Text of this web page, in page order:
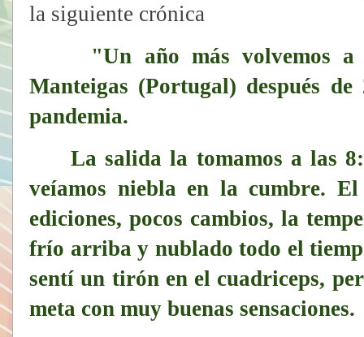
la siguiente crónica
"Un año más volvemos
Manteigas (Portugal) después
pandemia.
La salida la tomamos a las
veíamos niebla en la cumbre.
ediciones, pocos cambios, la
frío arriba y nublado todo el
sentí un tirón en el cuadriceps,
meta con muy buenas sensaciones.